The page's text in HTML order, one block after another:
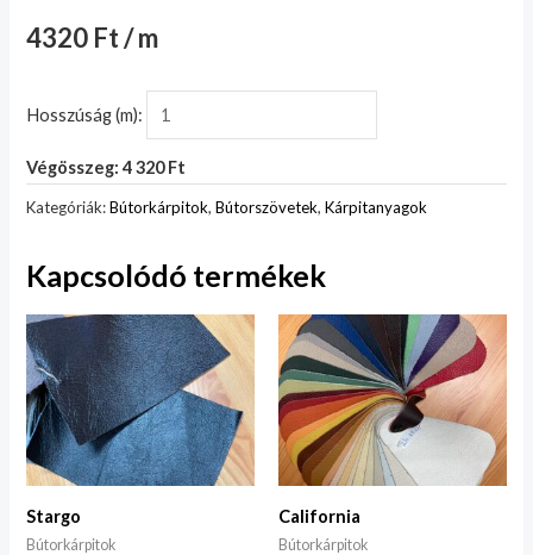
4320 Ft / m
Hosszúság (m):
Végösszeg: 4 320 Ft
Kategóriák:Bútorkárpitok,Bútorszövetek,Kárpitanyagok
Kapcsolódó termékek
Stargo
Bútorkárpitok
California
Bútorkárpitok